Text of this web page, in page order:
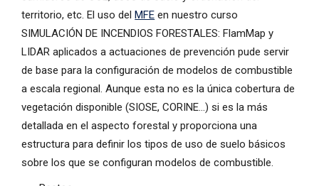
territorio, etc. El uso delMFE en nuestro curso
SIMULACIÓN DE INCENDIOS FORESTALES: FlamMap y
LIDAR aplicados a actuaciones de prevención pude servir
de base para la configuración de modelos de combustible
a escala regional. Aunque esta no es la única cobertura de
vegetación disponible (SIOSE, CORINE…) si es la más
detallada en el aspecto forestal y proporciona una
estructura para definir los tipos de uso de suelo básicos
sobre los que se configuran modelos de combustible.